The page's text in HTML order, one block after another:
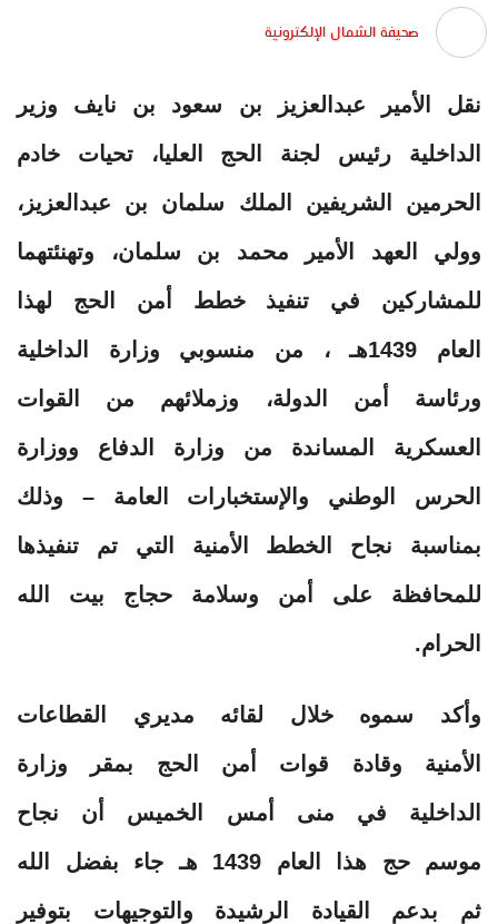
صحيفة الشمال الإلكترونية
نقل الأمير عبدالعزيز بن سعود بن نايف وزير
الداخلية رئيس لجنة الحج العليا، تحيات خادم
الحرمين الشريفين الملك سلمان بن عبدالعزيز،
وولي العهد الأمير محمد بن سلمان، وتهنئتهما
للمشاركين في تنفيذ خطط أمن الحج لهذا
العام 1439هـ ، من منسوبي وزارة الداخلية
ورئاسة أمن الدولة، وزملائهم من القوات
العسكرية المساندة من وزارة الدفاع ووزارة
الحرس الوطني والإستخبارات العامة – وذلك
بمناسبة نجاح الخطط الأمنية التي تم تنفيذها
للمحافظة على أمن وسلامة حجاج بيت الله
الحرام.
وأكد سموه خلال لقائه مديري القطاعات
الأمنية وقادة قوات أمن الحج بمقر وزارة
الداخلية في منى أمس الخميس أن نجاح
موسم حج هذا العام 1439 هـ جاء بفضل الله
ثم بدعم القيادة الرشيدة والتوجيهات بتوفير